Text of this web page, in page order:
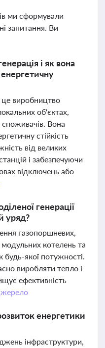
ми сформували
запитання. Ви
і як вона
це виробництво
об'єктах,
Вона
стійкість
від великих
і забезпечуючи
відключень або
генерації
уряд?
газопоршневих,
модульних котелень та
будь-якої потужності.
виробляти тепло і
ефективність
енергетики
інфраструктури,